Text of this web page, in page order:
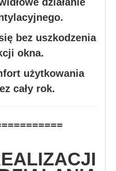
bez uszkodzenia
okna.
użytkowania
cały rok.